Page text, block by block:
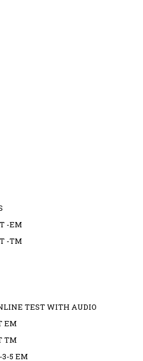
-EM
-TM
TEST WITH AUDIO
EM
TM
3-5 EM